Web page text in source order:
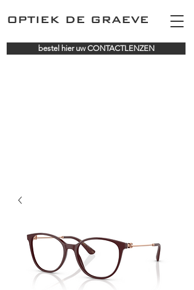
OPTIEK DE GRAEVE
bestel hier uw CONTACTLENZEN